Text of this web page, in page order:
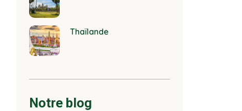
Thaïlande
Notre blog